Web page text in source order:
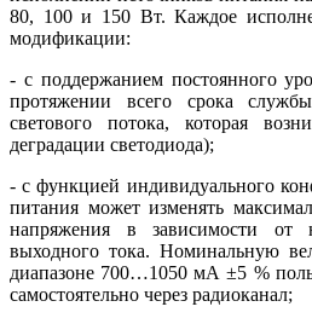
80, 100 и 150 Вт. Каждое
модификации:
- с поддержанием постоянного
протяжении всего срока
светового потока, которая
деградации светодиода);
- с функцией индивидуального
питания может изменять
напряжения в зависимости от
выходного то­ка. Номинальную
диапазоне 700…1050 мА ±5 %
самостоятельно через радиоканал;